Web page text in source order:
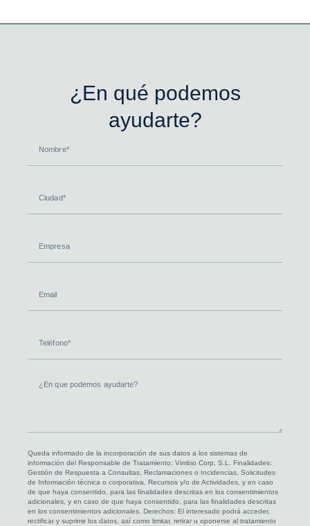
¿En qué podemos
ayudarte?
Queda informado de la incorporación de sus datos a los sistemas de
información del Responsable de Tratamiento: Vimbio Corp, S.L. Finalidades:
Gestión de Respuesta a Consultas, Reclamaciones o Incidencias, Solicitudes
de Información técnica o corporativa, Recursos y/o de Actividades, y en caso
de que haya consentido, para las finalidades descritas en los consentimientos
adicionales, y en caso de que haya consentido, para las finalidades descritas
en los consentimientos adicionales. Derechos: El interesado podrá acceder,
rectificar y suprimir los datos, así como limitar, retirar u oponerse al tratamiento